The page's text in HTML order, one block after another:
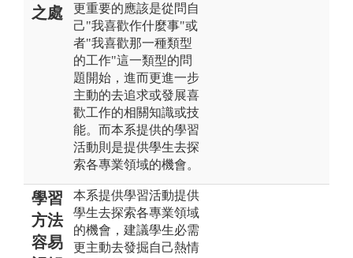
之處
更重要的應該是從問自
己"我喜歡作什麼事"或
者"我喜歡那一種類型
的工作"這一類型的問
題開始，進而更進一步
主動的去追求或發展喜
歡工作的相關知識或技
能。而本系提供的學習
活動則是提供學生去探
索各專業領域的機會。
學習
方法
容易
本系提供學習活動提供
學生去探索各專業領域
的機會，建議學生必需
更主動去發掘自己熱情